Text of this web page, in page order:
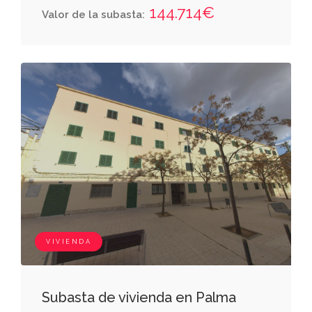
decímetros cuadrados; linda, por norte, con
tierras de cosme barceló; por sur, con matías
oeste, calle de la punta. se halla inscrita en el
registro de la propiedad de felanitx nº 1 al
tomo 2.946, libro 579, folio 117, finca 32.142 de
felanitx.
Valor de la subasta: 144.714€
VIVIENDA
Subasta de vivienda en Palma